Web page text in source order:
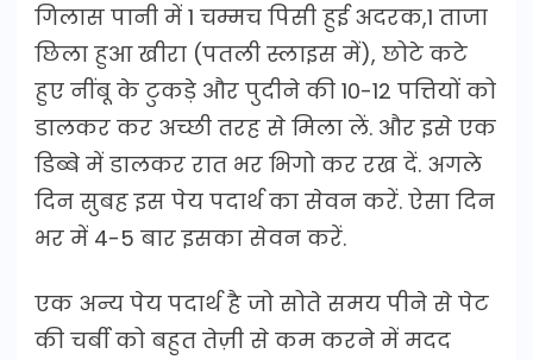
गिलास पानी में 1 चम्मच पिसी हुई अदरक,1 ताजा
छिला हुआ खीरा (पतली स्लाइस में), छोटे कटे
हुए नींबू के टुकड़े और पुदीने की 10-12 पत्तियों को
डालकर कर अच्छी तरह से मिला लें. और इसे एक
डिब्बे में डालकर रात भर भिगो कर रख दें. अगले
दिन सुबह इस पेय पदार्थ का सेवन करें. ऐसा दिन
भर में 4-5 बार इसका सेवन करें.
एक अन्य पेय पदार्थ है जो सोते समय पीने से पेट
की चर्बी को बहुत तेज़ी से कम करने में मदद